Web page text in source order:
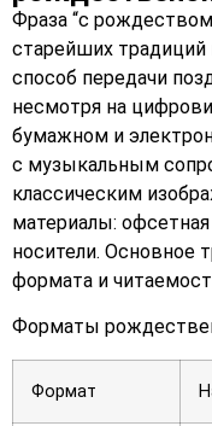
Фраза “с
старейших традиций
способ передачи
несмотря на
бумажном и
с музыкальным
классическим
материалы:
носители. Основное
формата и
Форматы
Формат